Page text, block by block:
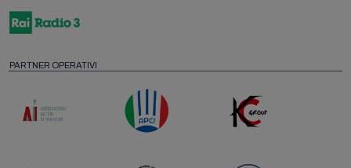
PARTNER OPERATIVI